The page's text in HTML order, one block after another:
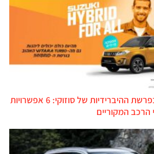
הוצג הסדר פשרה בפרשת ההיברידיות של סוזוקי: 6 אפשרויות
המקוריים